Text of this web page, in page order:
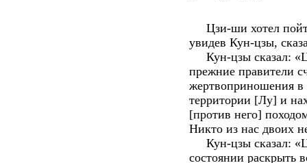
Цзи-ши хотел
увидев Кун-цзы,
Кун-цзы сказал:
прежние правители
жертвоприношения
территории [Лу] и
[против него]
Никто из нас двоих
Кун-цзы сказал:
состоянии раскрыть